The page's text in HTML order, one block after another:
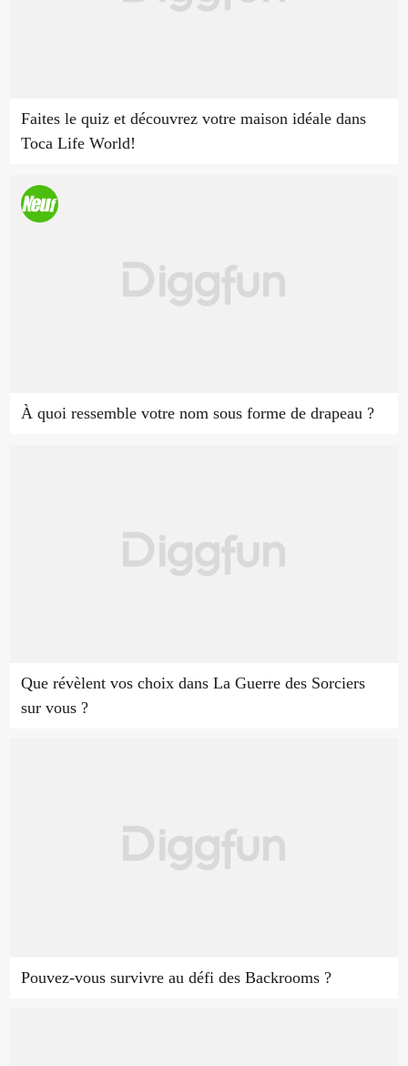
Faites le quiz et découvrez votre maison idéale dans
Toca Life World!
À quoi ressemble votre nom sous forme de drapeau ?
Que révèlent vos choix dans La Guerre des Sorciers
sur vous ?
Pouvez-vous survivre au défi des Backrooms ?